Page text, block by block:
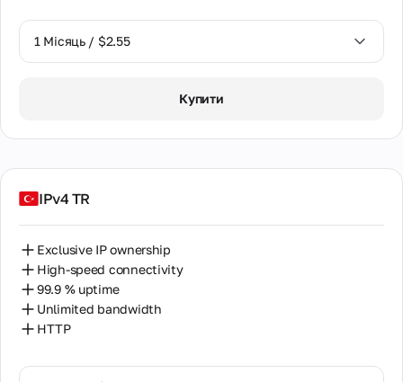
1 Місяць / $2.55
Купити
IPv4 TR
Exclusive IP ownership
High-speed connectivity
99.9 % uptime
Unlimited bandwidth
HTTP